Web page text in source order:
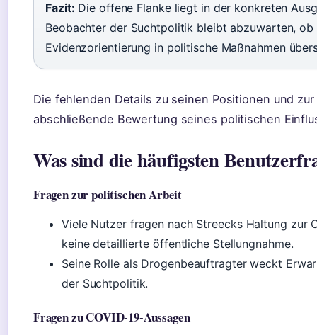
Fazit: Die offene Flanke liegt in der konkreten
Beobachter der Suchtpolitik bleibt abzuwarten,
Evidenzorientierung in politische Maßnahmen
Die fehlenden Details zu seinen Positionen und
abschließende Bewertung seines politischen
Was sind die häufigsten
Fragen zur politischen Arbeit
Viele Nutzer fragen nach Streecks Haltung zur
keine detaillierte öffentliche Stellungnahme.
Seine Rolle als Drogenbeauftragter weckt
der Suchtpolitik.
Fragen zu COVID-19-Aussagen